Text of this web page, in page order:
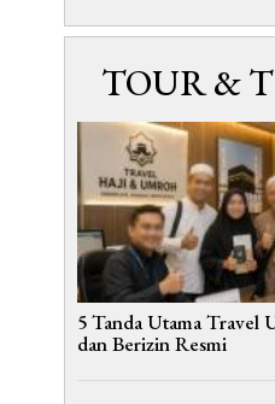
TOUR &
5 Tanda Utama Travel
dan Berizin Resmi